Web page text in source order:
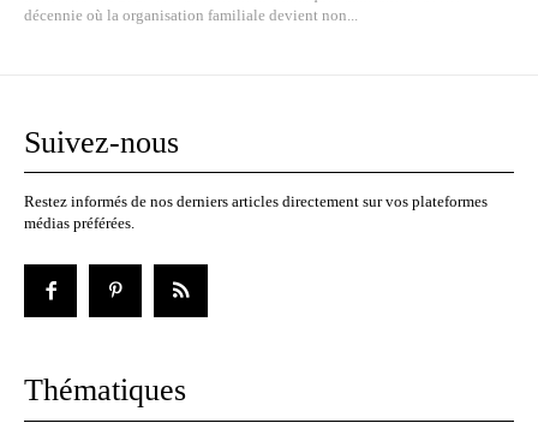
décennie où la organisation familiale devient non...
Suivez-nous
Restez informés de nos derniers articles directement sur vos plateformes
médias préférées.
Thématiques